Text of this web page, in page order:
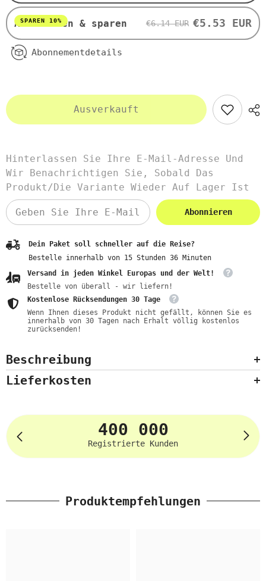
Abonnieren & sparen
SPAREN 10% €6.14 EUR €5.53 EUR
Abonnementdetails
Ausverkauft
Hinterlassen Sie Ihre E-Mail-Adresse Und
Wir Benachrichtigen Sie, Sobald Das
Produkt/die Variante Wieder Auf Lager Ist
Abonnieren
Dein Paket soll schneller auf die Reise?
Bestelle innerhalb von 15 Stunden 36 Minuten
Versand in jeden Winkel Europas und der Welt!
Bestelle von überall - wir liefern!
Kostenlose Rücksendungen 30 Tage
Wenn Ihnen dieses Produkt nicht gefällt, können Sie es
innerhalb von 30 Tagen nach Erhalt völlig kostenlos
zurücksenden!
Beschreibung
Lieferkosten
400 000
Registrierte Kunden
Produktempfehlungen